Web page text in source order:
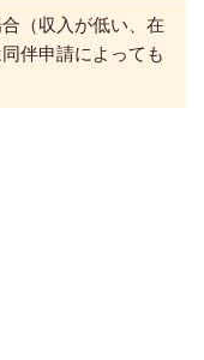
（収入が低い、在
伴申請によっても